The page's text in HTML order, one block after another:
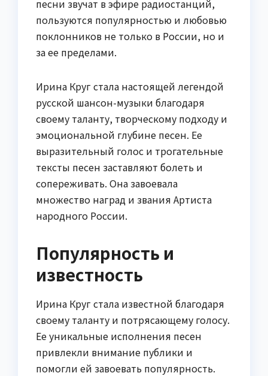
песни звучат в эфире радиостанций,
пользуются популярностью и любовью
поклонников не только в России, но и
за ее пределами.
Ирина Круг стала настоящей легендой
русской шансон-музыки благодаря
своему таланту, творческому подходу и
эмоциональной глубине песен. Ее
выразительный голос и трогательные
тексты песен заставляют болеть и
сопереживать. Она завоевала
множество наград и звания Артиста
народного России.
Популярность и
известность
Ирина Круг стала известной благодаря
своему таланту и потрясающему голосу.
Ее уникальные исполнения песен
привлекли внимание публики и
помогли ей завоевать популярность.